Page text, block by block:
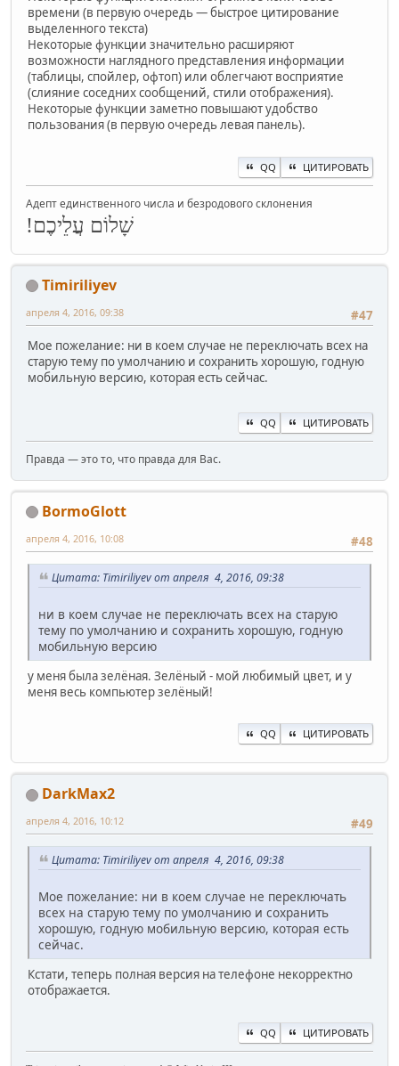
времени (в первую очередь — быстрое цитирование
выделенного текста)
Некоторые функции значительно расширяют
возможности наглядного представления информации
(таблицы, спойлер, офтоп) или облегчают восприятие
(слияние соседних сообщений, стили отображения).
Некоторые функции заметно повышают удобство
пользования (в первую очередь левая панель).
QQ ЦИТИРОВАТЬ
Адепт единственного числа и безродового склонения
שָׁלוֹם עֲלֵיכֶם!
Timiriliyev
#47
апреля 4, 2016, 09:38
Мое пожелание: ни в коем случае не переключать всех на
старую тему по умолчанию и сохранить хорошую, годную
мобильную версию, которая есть сейчас.
QQ ЦИТИРОВАТЬ
Правда — это то, что правда для Вас.
BormoGlott
#48
апреля 4, 2016, 10:08
Цитата: Timiriliyev от апреля 4, 2016, 09:38
ни в коем случае не переключать всех на старую
тему по умолчанию и сохранить хорошую, годную
мобильную версию
у меня была зелёная. Зелёный - мой любимый цвет, и у
меня весь компьютер зелёный!
QQ ЦИТИРОВАТЬ
DarkMax2
#49
апреля 4, 2016, 10:12
Цитата: Timiriliyev от апреля 4, 2016, 09:38
Мое пожелание: ни в коем случае не переключать
всех на старую тему по умолчанию и сохранить
хорошую, годную мобильную версию, которая есть
сейчас.
Кстати, теперь полная версия на телефоне некорректно
отображается.
QQ ЦИТИРОВАТЬ